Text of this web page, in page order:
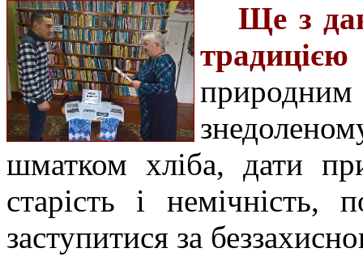
Ще з
шматком хліба, дати
старість і немічність,
заступитися за